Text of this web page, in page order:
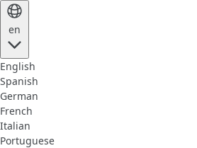
en
English
Spanish
German
French
Italian
Portuguese